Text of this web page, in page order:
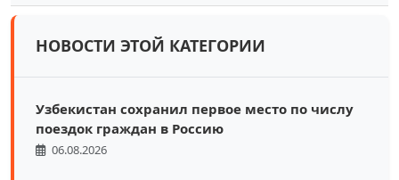
НОВОСТИ ЭТОЙ КАТЕГОРИИ
Узбекистан сохранил первое место по числу
поездок граждан в Россию
06.08.2026